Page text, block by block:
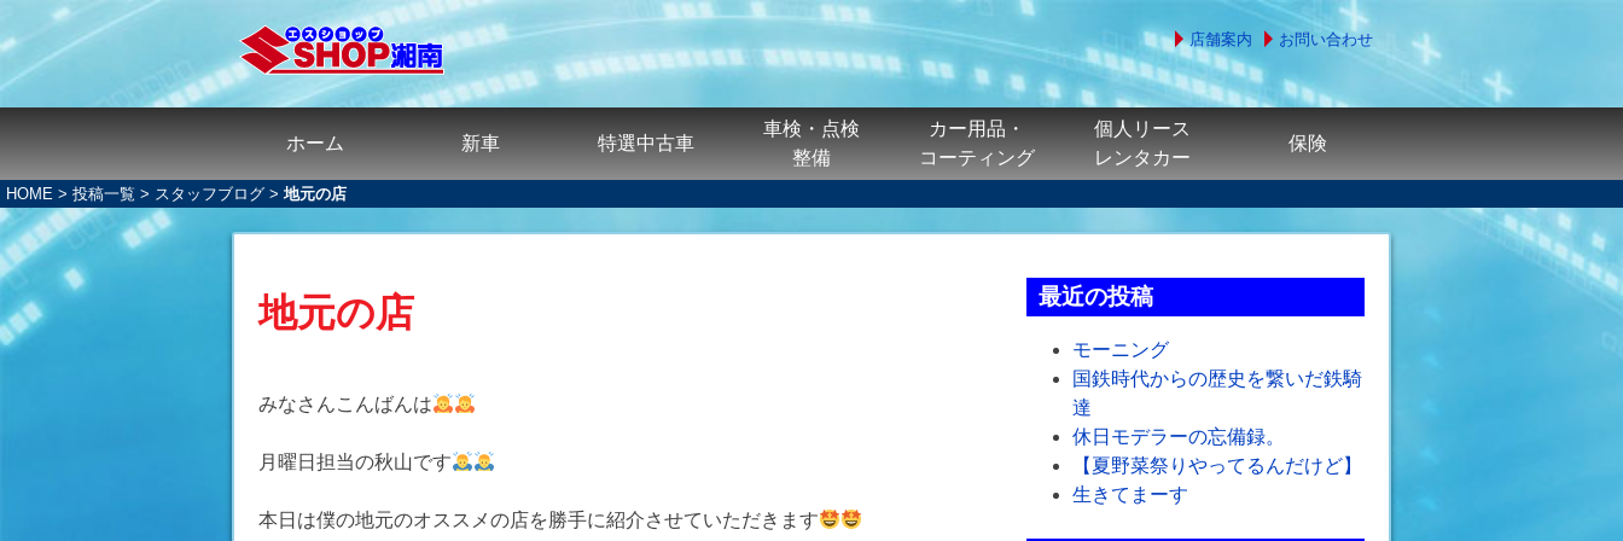
店舗案内 お問い合わせ
ホーム 新車 特選中古車
車検・点検
整備
カー用品・
コーティング
個人リース
レンタカー
保険
HOME > 投稿一覧 > スタッフブログ > 地元の店
地元の店
みなさんこんばんは
月曜日担当の秋山です
本日は僕の地元のオススメの店を勝手に紹介させていただきます
最近の投稿
モーニング
国鉄時代からの歴史を繋いだ鉄騎
達
休日モデラーの忘備録。
【夏野菜祭りやってるんだけど】
生きてまーす